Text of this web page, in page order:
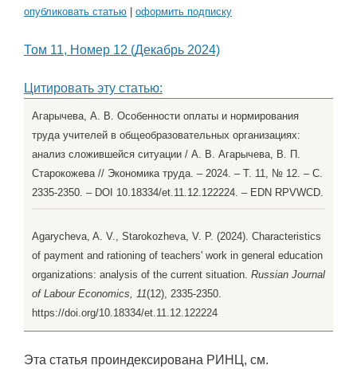
опубликовать статью оформить подписку
Том 11, Номер 12 (Декабрь 2024)
Цитировать эту статью:
Агарычева, А. В. Особенности оплаты и нормирования
труда учителей в общеобразовательных организациях:
анализ сложившейся ситуации / А. В. Агарычева, В. П.
Старокожева // Экономика труда. – 2024. – Т. 11, № 12. – С.
2335-2350. – DOI 10.18334/et.11.12.122224. – EDN RPVWCD.
Agarycheva, A. V., Starokozheva, V. P. (2024). Characteristics
of payment and rationing of teachers' work in general education
organizations: analysis of the current situation. Russian Journal
of Labour Economics, 11(12), 2335-2350.
https://doi.org/10.18334/et.11.12.122224
Эта статья проиндексирована РИНЦ, см.